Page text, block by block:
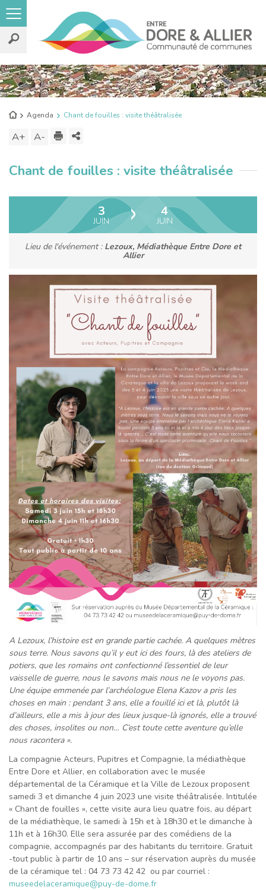
Rechercher
sur
le
site
Retour
l'accueil
Agenda Chant de fouilles : visite théâtralisée
A+ Augmenter
taille
A- Diminuer
taille
texte
Imprimer
contenu
Chant de fouilles : visite théâtralisée
3
JUIN
4
JUIN
Lieu de l'événement : Lezoux, Médiathèque Entre Dore et
Allier
A Lezoux, l’histoire est en grande partie cachée. A quelques mètres
sous terre. Nous savons qu’il y eut ici des fours, là des ateliers de
potiers, que les romains ont confectionné l’essentiel de leur
vaisselle de guerre, nous le savons mais nous ne le voyons pas.
Une équipe emmenée par l’archéologue Elena Kazov a pris les
choses en main : pendant 3 ans, elle a fouillé ici et là, plutôt là
d’ailleurs, elle a mis à jour des lieux jusque-là ignorés, elle a trouvé
des choses, insolites ou non… C’est toute cette aventure qu’elle
nous racontera ».
La compagnie Acteurs, Pupitres et Compagnie, la médiathèque
Entre Dore et Allier, en collaboration avec le musée
départemental de la Céramique et la Ville de Lezoux proposent
samedi 3 et dimanche 4 juin 2023 une visite théâtralisée. Intitulée
« Chant de fouilles », cette visite aura lieu quatre fois, au départ
de la médiathèque, le samedi à 15h et à 18h30 et le dimanche à
11h et à 16h30. Elle sera assurée par des comédiens de la
compagnie, accompagnés par des habitants du territoire. Gratuit
-tout public à partir de 10 ans – sur réservation auprès du musée
de la céramique tel : 04 73 73 42 42 ou par courriel :
museedelaceramique@puy-de-dome.fr